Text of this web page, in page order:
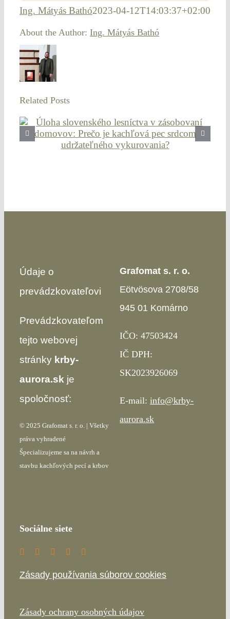
Ing. Mátyás Bathó2023-04-12T14:03:37+02:00
About the Author: Ing. Mátyás Bathó
Related Posts
Údaje o
prevádzkovateľovi
Prevádzkovateľom
tejto webovej
stránky krby-
aurora.sk je
spoločnosť:
© 2025 Grafomat s. r. o. | Všetky
práva vyhradené
Špecializujeme sa na návrh a
stavbu kachľových pecí a krbov
Grafomat s. r. o.
Eötvösova 2708/58
945 01 Komárno
IČO: 47503424
IČ DPH:
SK2023926069
E-mail:info@krby-
aurora.sk
Sociálne siete
Zásady používania súborov cookies
Zásady ochrany osobných údajov